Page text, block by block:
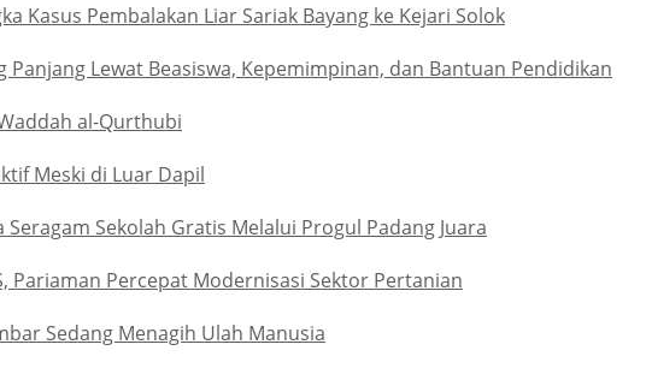
Kasus Pembalakan Liar Sariak Bayang ke Kejari Solok
Lewat Beasiswa, Kepemimpinan, dan Bantuan Pendidikan
al-Qurthubi
Meski di Luar Dapil
Seragam Sekolah Gratis Melalui Progul Padang Juara
Pariaman Percepat Modernisasi Sektor Pertanian
Sedang Menagih Ulah Manusia